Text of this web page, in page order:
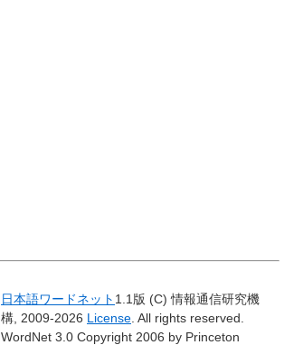
日本語ワードネット 1.1版 (C) 情報通信研究機
構, 2009-2026 License . All rights reserved.
WordNet 3.0 Copyright 2006 by Princeton